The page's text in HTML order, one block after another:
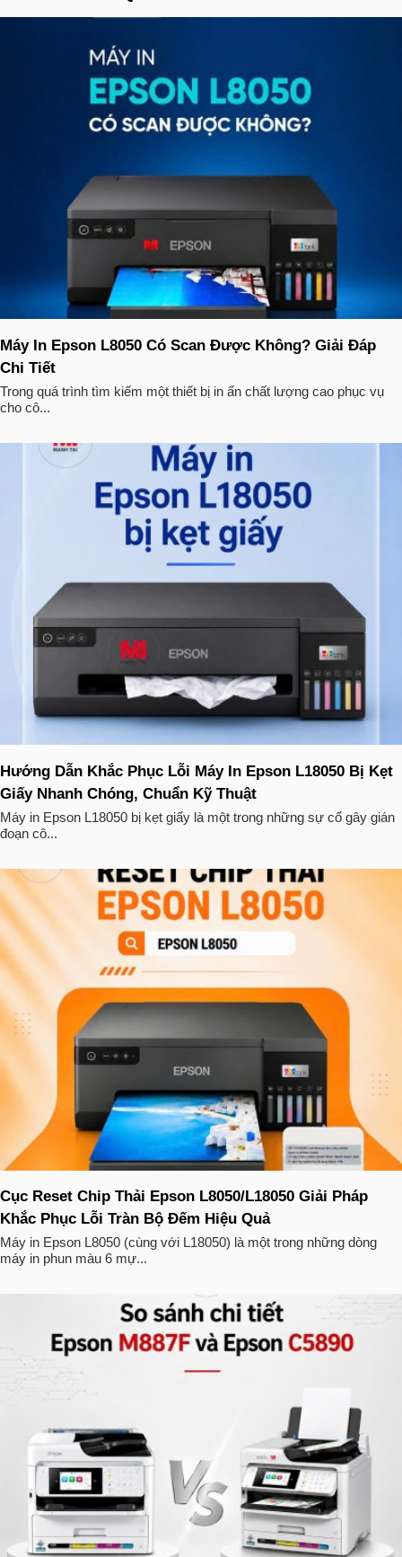
Máy In Epson L8050 Có Scan Được Không? Giải Đáp
Chi Tiết
Trong quá trình tìm kiếm một thiết bị in ấn chất lượng cao phục vụ
cho cô...
Hướng Dẫn Khắc Phục Lỗi Máy In Epson L18050 Bị Kẹt
Giấy Nhanh Chóng, Chuẩn Kỹ Thuật
Máy in Epson L18050 bị kẹt giấy là một trong những sự cố gây gián
đoạn cô...
Cục Reset Chip Thải Epson L8050/L18050 Giải Pháp
Khắc Phục Lỗi Tràn Bộ Đếm Hiệu Quả
Máy in Epson L8050 (cùng với L18050) là một trong những dòng
máy in phun màu 6 mự...